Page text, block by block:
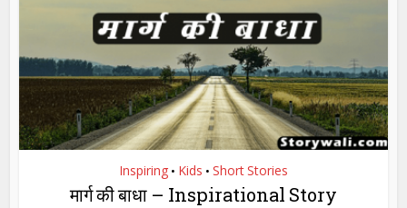
Inspiring • Kids • Short Stories
मार्ग की बाधा – Inspirational Story